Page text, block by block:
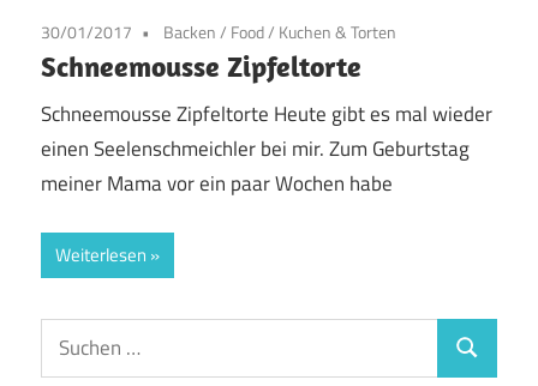
30/01/2017 Backen/ Food/ Kuchen & Torten
Schneemousse Zipfeltorte
Schneemousse Zipfeltorte Heute gibt es mal wieder
einen Seelenschmeichler bei mir. Zum Geburtstag
meiner Mama vor ein paar Wochen habe
Weiterlesen
Suchen
nach:
Suchen